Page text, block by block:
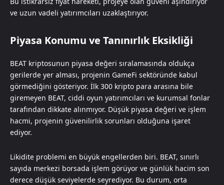
ve uzun vadeli yatırımcıları uzaklaştırıyor.
Piyasa Konumu ve Tanınırlık Eksikliği
BEAT kriptosunun piyasa değeri sıralamasında oldukça
gerilerde yer alması, projenin GameFi sektöründe kabul
görmediğini gösteriyor. İlk 300 kripto para arasına bile
giremeyen BEAT, ciddi oyun yatırımcıları ve kurumsal fonlar
tarafından dikkate alınmıyor. Düşük piyasa değeri ve işlem
hacmi, projenin güvenilirlik sorunları olduğuna işaret
ediyor.
Likidite problemi en büyük engellerden biri. BEAT, sınırlı
sayıda merkezi borsada işlem görüyor ve günlük hacim son
derece düşük seviyelerde seyrediyor. Bu durum, orta